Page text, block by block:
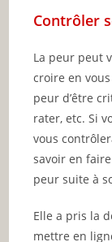
Contrôler
La peur peut
croire en
peur d’être
rater, etc. Si
vous
savoir en
peur suite à
Elle a pris la
mettre en